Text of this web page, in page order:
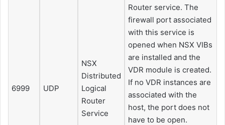
6999 UDP
NSX
Distributed
Logical
Router
Service
Router service. The
firewall port associated
with this service is
opened when NSX VIBs
are installed and the
VDR module is created.
If no VDR instances are
associated with the
host, the port does not
have to be open.